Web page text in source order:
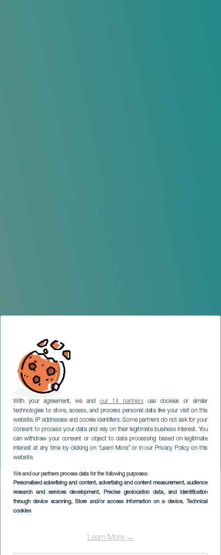
With your agreement, we andour 14 partnersuse cookies or similar
technologies to store, access, and process personal data like your visit on this
website, IP addresses and cookie identifiers. Some partners do not ask for your
consent to process your data and rely on their legitimate business interest. You
can withdraw your consent or object to data processing based on legitimate
interest at any time by clicking on “Learn More” or in our Privacy Policy on this
website.
We and our partners process data for the following purposes:
Personalised advertising and content, advertising and content measurement, audience
research and services development, Precise geolocation data, and identification
through device scanning, Store and/or access information on a device, Technical
cookies
Learn More →
Indgang til Parranda de los
Corazones, dans, parade
og afbrænding af Haragán.
TENERIFE
Imagen
Listado